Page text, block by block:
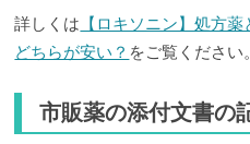
詳しくは 【ロキソニン】処方
どちらが安い？ をご覧ください。
市販薬の添付文書の